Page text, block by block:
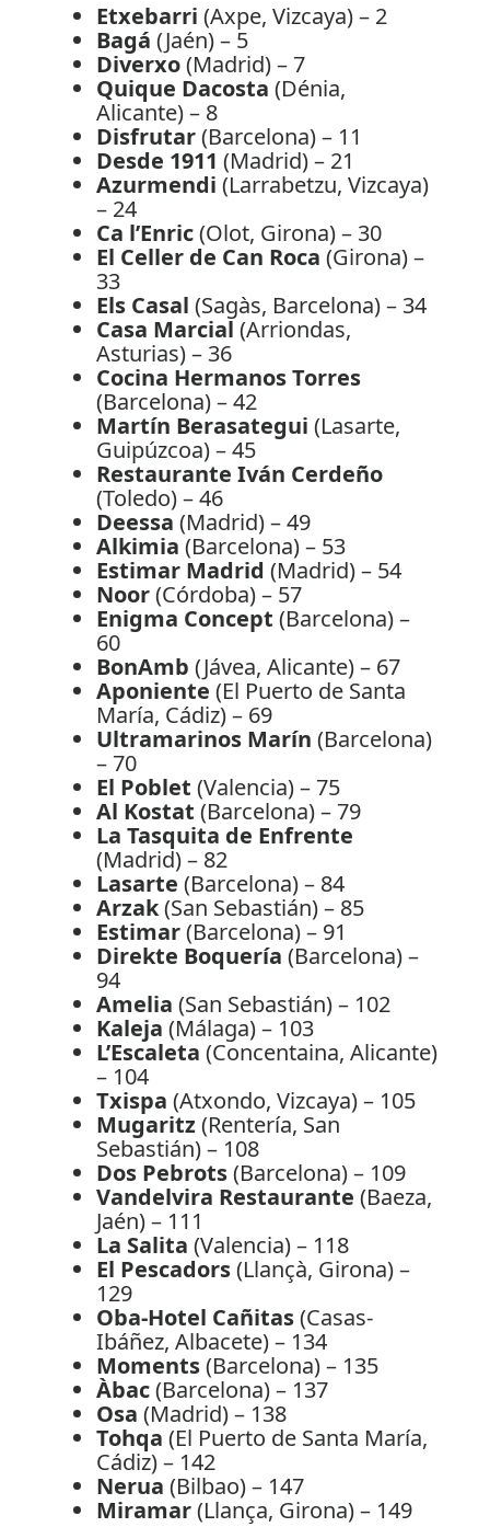
Etxebarri (Axpe, Vizcaya) – 2
Bagá (Jaén) – 5
Diverxo(Madrid) – 7
Quique Dacosta (Dénia,
Alicante) – 8
Disfrutar(Barcelona) – 11
Desde 1911 (Madrid) – 21
Azurmendi (Larrabetzu, Vizcaya)
– 24
Ca l’Enric(Olot, Girona) – 30
El Celler de Can Roca (Girona) –
33
Els Casal (Sagàs, Barcelona) – 34
Casa Marcial (Arriondas,
Asturias) – 36
Cocina Hermanos Torres
(Barcelona) – 42
Martín Berasategui (Lasarte,
Guipúzcoa) – 45
Restaurante Iván Cerdeño
(Toledo) – 46
Deessa (Madrid) – 49
Alkimia (Barcelona) – 53
Estimar Madrid (Madrid) – 54
Noor(Córdoba) – 57
Enigma Concept (Barcelona) –
60
BonAmb (Jávea, Alicante) – 67
Aponiente (El Puerto de Santa
María, Cádiz) – 69
Ultramarinos Marín (Barcelona)
– 70
El Poblet (Valencia) – 75
Al Kostat (Barcelona) – 79
La Tasquita de Enfrente
(Madrid) – 82
Lasarte (Barcelona) – 84
Arzak(San Sebastián) – 85
Estimar(Barcelona) – 91
Direkte Boquería (Barcelona) –
94
Amelia (San Sebastián) – 102
Kaleja (Málaga) – 103
L’Escaleta (Concentaina, Alicante)
– 104
Txispa (Atxondo, Vizcaya) – 105
Mugaritz(Rentería, San
Sebastián) – 108
Dos Pebrots(Barcelona) – 109
Vandelvira Restaurante (Baeza,
Jaén) – 111
La Salita (Valencia) – 118
El Pescadors(Llançà, Girona) –
129
Oba-Hotel Cañitas(Casas-
Ibáñez, Albacete) – 134
Moments(Barcelona) – 135
Àbac(Barcelona) – 137
Osa (Madrid) – 138
Tohqa (El Puerto de Santa María,
Cádiz) – 142
Nerua (Bilbao) – 147
Miramar(Llança, Girona) – 149